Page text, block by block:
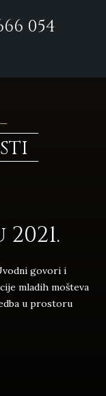
054
govori i
mladih mošteva
u prostoru